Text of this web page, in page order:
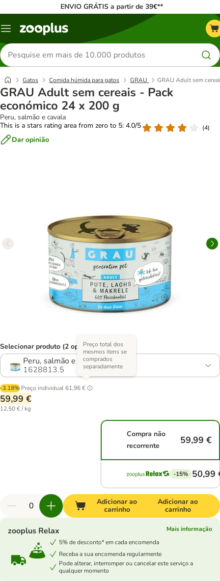
ENVIO GRÁTIS a partir de 39€**
Menu
Pesquisar
produtos
Gatos Comida húmida para gatos GRAU GRAU Adult sem
GRAU Adult sem cereais - Pack
económico 24 x 200 g
Peru, salmão e cavala
This is a stars rating area from zero to 5: 4.0/5
(4)
Dar opinião
Selecionar produto (2 opções)
Peru, salmão e cavala
1628813.5
-3.18% Preço individual61,96 €
Preço total dos
mesmos itens se
comprados
separadamente
59,99 €
12,50 € / kg
Compra não
recorrente
59,99 €
-15% 50,99
Adicionar ao
carrinho
Adicionar ao
carrinho
zooplus Relax
Mais informação
5% de desconto* em cada encomenda
Receba a sua encomenda regularmente
Pode alterar, interromper ou cancelar este serviço a
qualquer momento